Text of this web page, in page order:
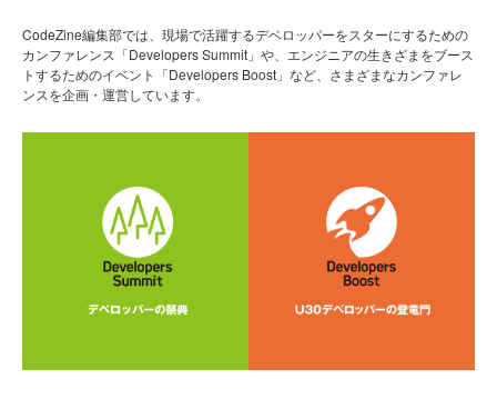
CodeZine編集部では、現場で活躍するデベロッパーをスターにするための
カンファレンス「Developers Summit」や、エンジニアの生きざまをブース
トするためのイベント「Developers Boost」など、さまざまなカンファレ
ンスを企画・運営しています。